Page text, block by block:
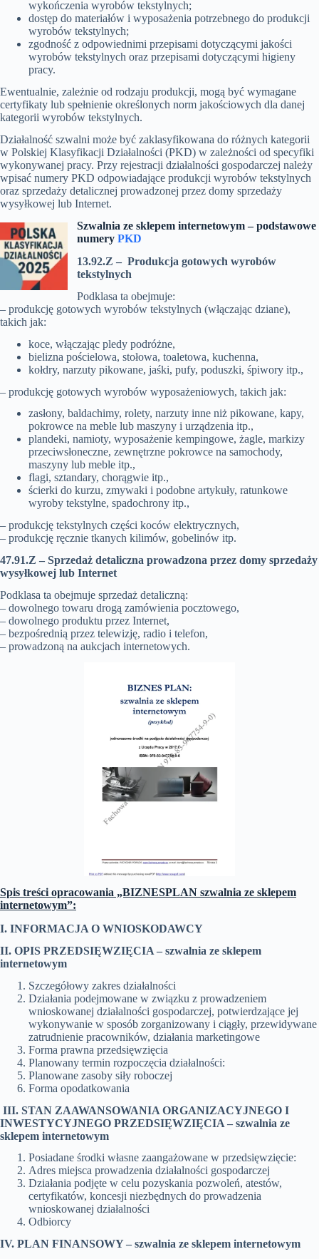
wykończenia wyrobów tekstylnych;
dostęp do materiałów i wyposażenia potrzebnego do produkcji
wyrobów tekstylnych;
zgodność z odpowiednimi przepisami dotyczącymi jakości
wyrobów tekstylnych oraz przepisami dotyczącymi higieny
pracy.
Ewentualnie, zależnie od rodzaju produkcji, mogą być wymagane
certyfikaty lub spełnienie określonych norm jakościowych dla danej
kategorii wyrobów tekstylnych.
Działalność szwalni może być zaklasyfikowana do różnych kategorii
w Polskiej Klasyfikacji Działalności (PKD) w zależności od specyfiki
wykonywanej pracy. Przy rejestracji działalności gospodarczej należy
wpisać numery PKD odpowiadające produkcji wyrobów tekstylnych
oraz sprzedaży detalicznej prowadzonej przez domy sprzedaży
wysyłkowej lub Internet.
Szwalnia ze sklepem internetowym – podstawowe
numery PKD
13.92.Z – Produkcja gotowych wyrobów
tekstylnych
Podklasa ta obejmuje:
– produkcję gotowych wyrobów tekstylnych (włączając dziane),
takich jak:
koce, włączając pledy podróżne,
bielizna pościelowa, stołowa, toaletowa, kuchenna,
kołdry, narzuty pikowane, jaśki, pufy, poduszki, śpiwory itp.,
– produkcję gotowych wyrobów wyposażeniowych, takich jak:
zasłony, baldachimy, rolety, narzuty inne niż pikowane, kapy,
pokrowce na meble lub maszyny i urządzenia itp.,
plandeki, namioty, wyposażenie kempingowe, żagle, markizy
przeciwsłoneczne, zewnętrzne pokrowce na samochody,
maszyny lub meble itp.,
flagi, sztandary, chorągwie itp.,
ścierki do kurzu, zmywaki i podobne artykuły, ratunkowe
wyroby tekstylne, spadochrony itp.,
– produkcję tekstylnych części koców elektrycznych,
– produkcję ręcznie tkanych kilimów, gobelinów itp.
47.91.Z – Sprzedaż detaliczna prowadzona przez domy sprzedaży
wysyłkowej lub Internet
Podklasa ta obejmuje sprzedaż detaliczną:
– dowolnego towaru drogą zamówienia pocztowego,
– dowolnego produktu przez Internet,
– bezpośrednią przez telewizję, radio i telefon,
– prowadzoną na aukcjach internetowych.
Spis treści opracowania „BIZNESPLAN szwalnia ze sklepem
internetowym”:
I. INFORMACJA O WNIOSKODAWCY
II. OPIS PRZEDSIĘWZIĘCIA – szwalnia ze sklepem
internetowym
Szczegółowy zakres działalności
Działania podejmowane w związku z prowadzeniem
wnioskowanej działalności gospodarczej, potwierdzające jej
wykonywanie w sposób zorganizowany i ciągły, przewidywane
zatrudnienie pracowników, działania marketingowe
Forma prawna przedsięwzięcia
Planowany termin rozpoczęcia działalności:
Planowane zasoby siły roboczej
Forma opodatkowania
III. STAN ZAAWANSOWANIA ORGANIZACYJNEGO I
INWESTYCYJNEGO PRZEDSIĘWZIĘCIA – szwalnia ze
sklepem internetowym
Posiadane środki własne zaangażowane w przedsięwzięcie:
Adres miejsca prowadzenia działalności gospodarczej
Działania podjęte w celu pozyskania pozwoleń, atestów,
certyfikatów, koncesji niezbędnych do prowadzenia
wnioskowanej działalności
Odbiorcy
IV. PLAN FINANSOWY – szwalnia ze sklepem internetowym